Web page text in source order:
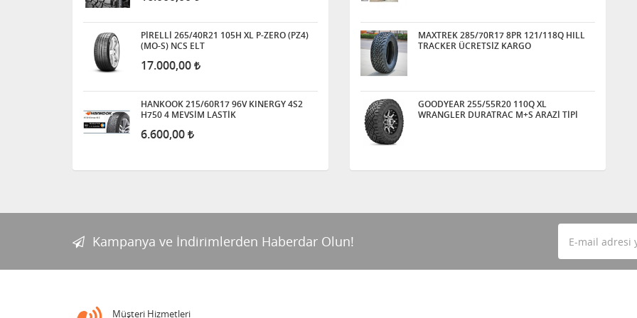
PİRELLİ 265/40R21 105H XL P-ZERO (PZ4)
(MO-S) NCS ELT
17.000,00
HANKOOK 215/60R17 96V KINERGY 4S2
H750 4 MEVSİM LASTİK
6.600,00
MAXTREK 285/70R17 8PR 121/118Q HILL
TRACKER ÜCRETSİZ KARGO
GOODYEAR 255/55R20 110Q XL
WRANGLER DURATRAC M+S ARAZİ TİPİ
Kampanya ve İndirimlerden Haberdar Olun!
Müşteri Hizmetleri